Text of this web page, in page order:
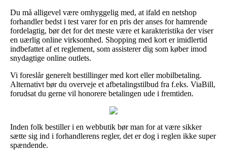
Du må alligevel være omhyggelig med, at ifald en netshop
forhandler bedst i test varer for en pris der anses for hamrende
fordelagtig, bør det for det meste være et karakteristika der viser
en uærlig online virksomhed. Shopping med kort er imidlertid
indbefattet af et reglement, som assisterer dig som køber imod
snydagtige online outlets.
Vi foreslår generelt bestillinger med kort eller mobilbetaling.
Alternativt bør du overveje et afbetalingstilbud fra f.eks. ViaBill,
forudsat du gerne vil honorere betalingen ude i fremtiden.
Inden folk bestiller i en webbutik bør man for at være sikker
sætte sig ind i forhandlerens regler, det er dog i reglen ikke super
spændende.